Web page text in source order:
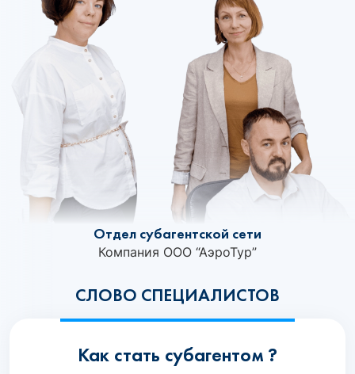
СЛОВО СПЕЦИАЛИСТОВ
Отдел субагентской сети
Компания ООО “АэроТур”
Как стать субагентом ?